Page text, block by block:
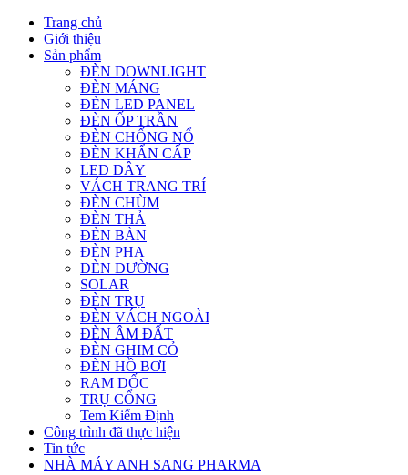
Trang chủ
Giới thiệu
Sản phẩm
ĐÈN DOWNLIGHT
ĐÈN MÁNG
ĐÈN LED PANEL
ĐÈN ỐP TRẦN
ĐÈN CHỐNG NỔ
ĐÈN KHẨN CẤP
LED DÂY
VÁCH TRANG TRÍ
ĐÈN CHÙM
ĐÈN THẢ
ĐÈN BÀN
ĐÈN PHA
ĐÈN ĐƯỜNG
SOLAR
ĐÈN TRỤ
ĐÈN VÁCH NGOÀI
ĐÈN ÂM ĐẤT
ĐÈN GHIM CỎ
ĐÈN HỒ BƠI
RAM DỐC
TRỤ CỔNG
Tem Kiểm Định
Công trình đã thực hiện
Tin tức
NHÀ MÁY ANH SANG PHARMA